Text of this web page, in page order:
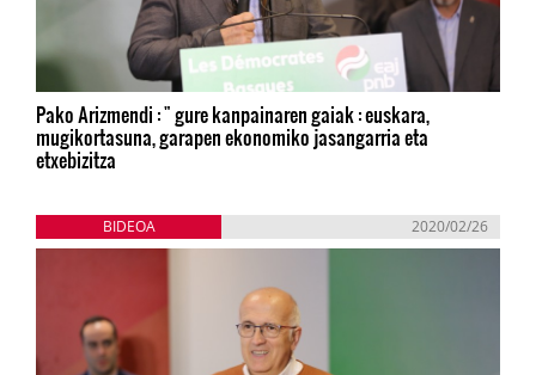
Pako Arizmendi : " gure kanpainaren gaiak : euskara,
mugikortasuna, garapen ekonomiko jasangarria eta
etxebizitza
BIDEOA 2020/02/26